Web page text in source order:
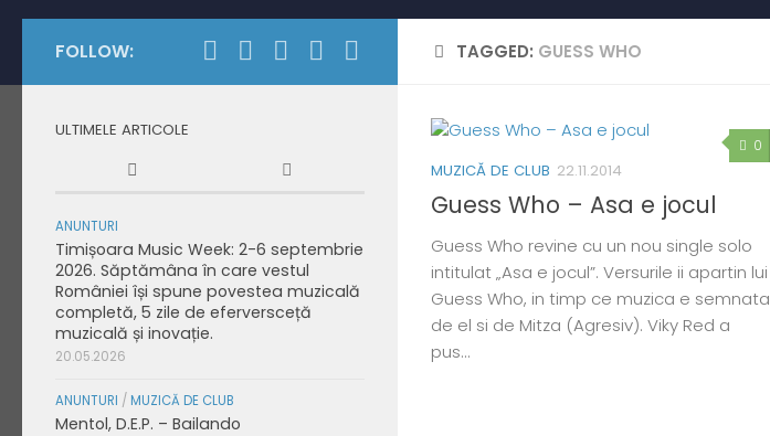
TAGGED: GUESS WHO
0
MUZICĂ DE CLUB 22.11.2014
Guess Who – Asa e jocul
Guess Who revine cu un nou single solo
intitulat „Asa e jocul”. Versurile ii apartin lui
Guess Who, in timp ce muzica e semnata
de el si de Mitza (Agresiv). Viky Red a
pus...
FOLLOW:
ULTIMELE ARTICOLE
ANUNTURI
Timișoara Music Week: 2-6 septembrie
2026. Săptămâna în care vestul
României își spune povestea muzicală
completă, 5 zile de eferversceță
muzicală și inovație.
20.05.2026
ANUNTURI / MUZICĂ DE CLUB
Mentol, D.E.P. – Bailando